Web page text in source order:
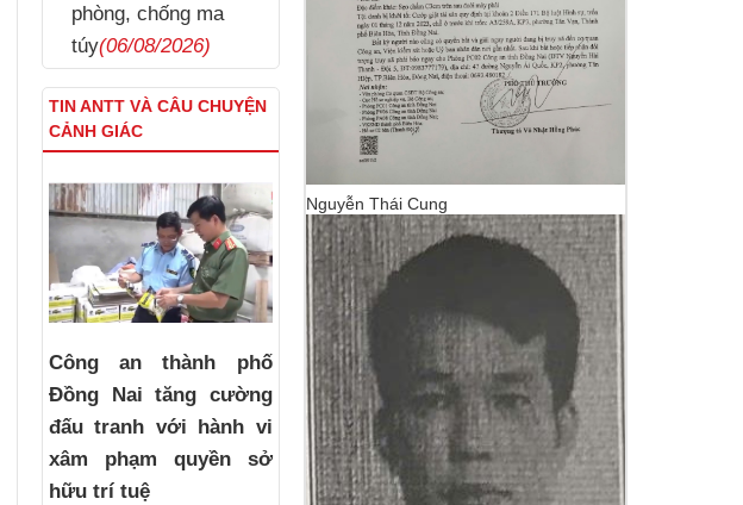
phòng, chống ma
túy(06/08/2026)
TIN ANTT VÀ CÂU CHUYỆN
CẢNH GIÁC
Công an thành phố
Đồng Nai tăng cường
đấu tranh với hành vi
xâm phạm quyền sở
hữu trí tuệ
Nguyễn Thái Cung